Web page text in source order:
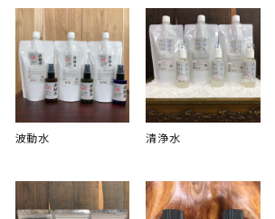
波動水 清浄水